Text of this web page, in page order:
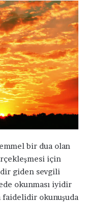
bir dua olan
için
giden sevgili
okunması iyidir
faidelidir okunuşuda